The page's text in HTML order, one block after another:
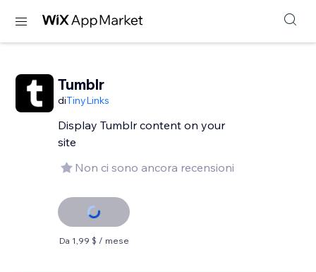
Tumblr
diTinyLinks
Display Tumblr content on your
site
Non ci sono ancora recensioni
Da 1,99 $ / mese